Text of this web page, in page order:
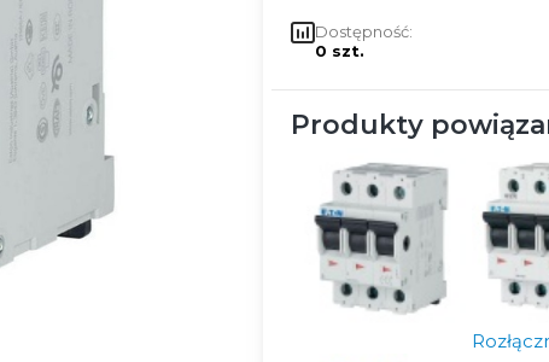
Dostępność:
0 szt.
Produkty